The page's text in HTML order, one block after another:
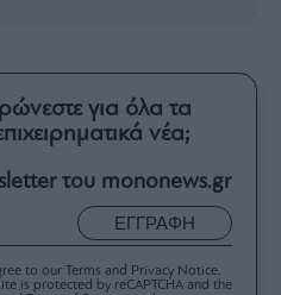
για όλα τα
νέα;
του mononews.gr
ΕΓΓΡΑΦΗ
to our Terms and Privacy Notice.
is protected by reCAPTCHA and the